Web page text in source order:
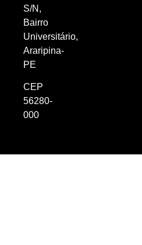
S/N,
Bairro
Universitário,
Araripina-
PE
CEP
56280-
000